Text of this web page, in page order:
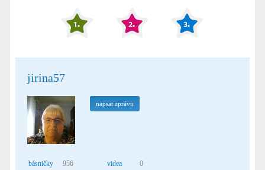
jirina57
napsat zprávu
básničky
956
videa
0